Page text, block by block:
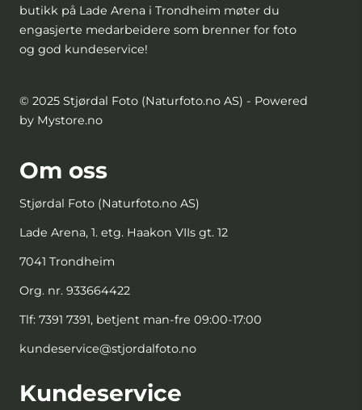
butikk på Lade Arena i Trondheim møter du
engasjerte medarbeidere som brenner for foto
og god kundeservice!
© 2025 Stjørdal Foto (Naturfoto.no AS) - Powered
by Mystore.no
Om oss
Stjørdal Foto (Naturfoto.no AS)
Lade Arena, 1. etg. Haakon VIIs gt. 12
7041 Trondheim
Org. nr. 933664422
Tlf: 7391 7391, betjent man-fre 09:00-17:00
kundeservice@stjordalfoto.no
Kundeservice